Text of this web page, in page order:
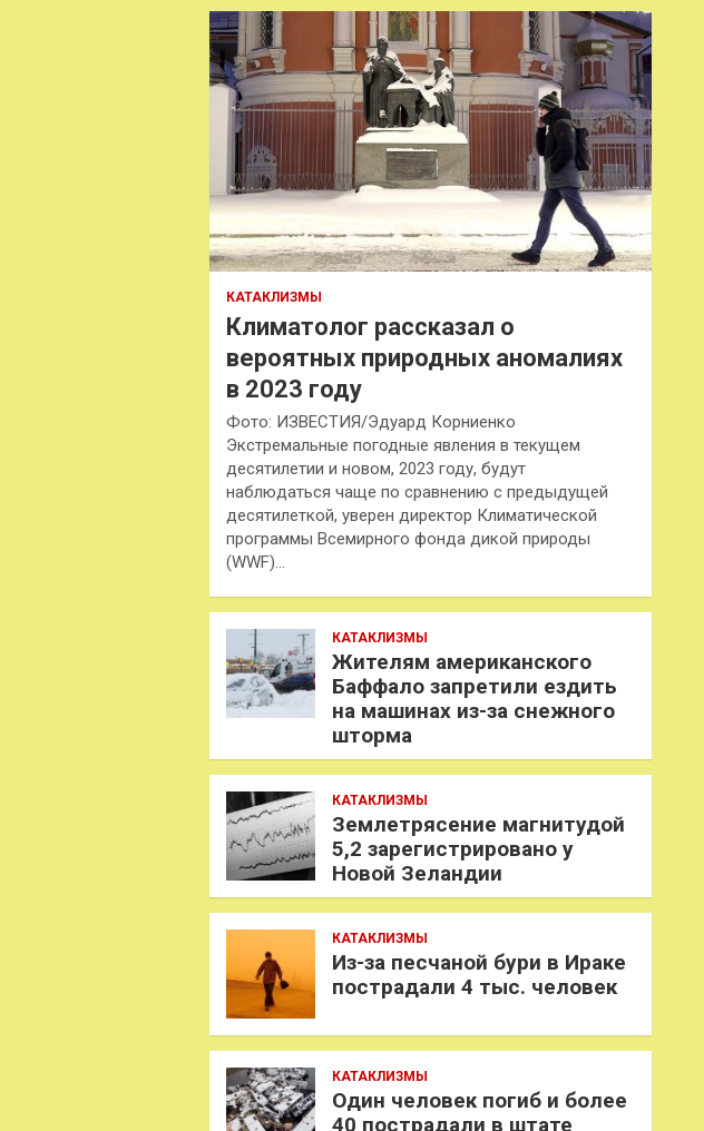
КАТАКЛИЗМЫ
Климатолог рассказал о
вероятных природных аномалиях
в 2023 году
Фото: ИЗВЕСТИЯ/Эдуард Корниенко
Экстремальные погодные явления в текущем
десятилетии и новом, 2023 году, будут
наблюдаться чаще по сравнению с предыдущей
десятилеткой, уверен директор Климатической
программы Всемирного фонда дикой природы
(WWF)…
КАТАКЛИЗМЫ
Жителям американского
Баффало запретили ездить
на машинах из-за снежного
шторма
КАТАКЛИЗМЫ
Землетрясение магнитудой
5,2 зарегистрировано у
Новой Зеландии
КАТАКЛИЗМЫ
Из-за песчаной бури в Ираке
пострадали 4 тыс. человек
КАТАКЛИЗМЫ
Один человек погиб и более
40 пострадали в штате